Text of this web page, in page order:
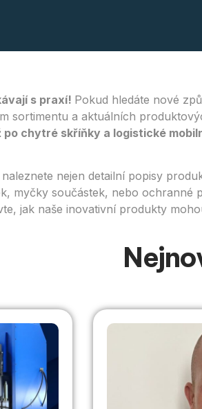
s praxí! Pokud hledáte nové
sortimentu a aktuálních
chytré skříňky a logistické
nejen detailní popisy
myčky součástek, nebo
jak naše inovativní produkty